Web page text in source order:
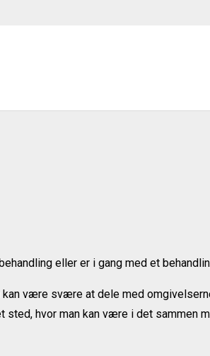
eller er i gang med et
være svære at dele med
hvor man kan være i det sammen